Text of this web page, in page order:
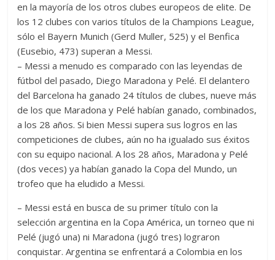
en la mayoría de los otros clubes europeos de elite. De
los 12 clubes con varios títulos de la Champions League,
sólo el Bayern Munich (Gerd Muller, 525) y el Benfica
(Eusebio, 473) superan a Messi.
– Messi a menudo es comparado con las leyendas de
fútbol del pasado, Diego Maradona y Pelé. El delantero
del Barcelona ha ganado 24 títulos de clubes, nueve más
de los que Maradona y Pelé habían ganado, combinados,
a los 28 años. Si bien Messi supera sus logros en las
competiciones de clubes, aún no ha igualado sus éxitos
con su equipo nacional. A los 28 años, Maradona y Pelé
(dos veces) ya habían ganado la Copa del Mundo, un
trofeo que ha eludido a Messi.
– Messi está en busca de su primer título con la
selección argentina en la Copa América, un torneo que ni
Pelé (jugó una) ni Maradona (jugó tres) lograron
conquistar. Argentina se enfrentará a Colombia en los